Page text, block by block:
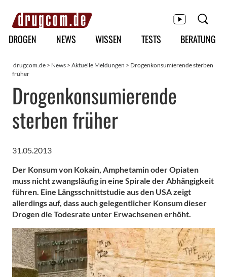
Hauptmenü
DROGEN NEWS WISSEN TESTS BERATUNG
drugcom.de > News > Aktuelle Meldungen > Drogenkonsumierende sterben
früher
Drogenkonsumierende
sterben früher
31.05.2013
Der Konsum von Kokain, Amphetamin oder Opiaten
muss nicht zwangsläufig in eine Spirale der Abhängigkeit
führen. Eine Längsschnittstudie aus den USA zeigt
allerdings auf, dass auch gelegentlicher Konsum dieser
Drogen die Todesrate unter Erwachsenen erhöht.